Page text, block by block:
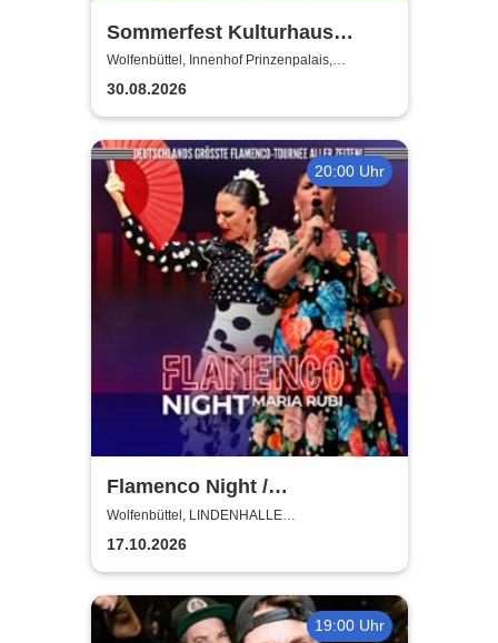
Sommerfest Kulturhaus
Prinzenpalais
Wolfenbüttel, Innenhof Prinzenpalais,
Wolfenbüttel
30.08.2026
20:00 Uhr
Flamenco Night /
Flamencomanía Tour 26/27 -
Deutschlands größte
Flamenco-Tournee
Wolfenbüttel, LINDENHALLE
WOLFENBÜTTEL
17.10.2026
19:00 Uhr